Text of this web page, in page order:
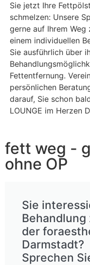
Sie jetzt Ihre
schmelzen: Unsere
gerne auf Ihrem
einem individuellen
Sie ausführlich über
Fettentfernung.
persönlichen
darauf, Sie schon
LOUNGE im Herzen
fett weg -
ohne OP
Sie
der
Darmstadt?
Sprechen